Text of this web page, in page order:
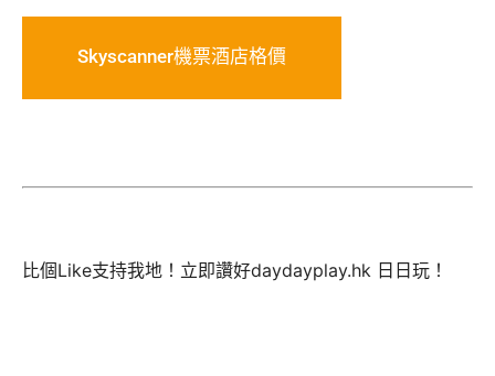
Skyscanner機票酒店格價
比個Like支持我地！立即讚好daydayplay.hk 日日玩！